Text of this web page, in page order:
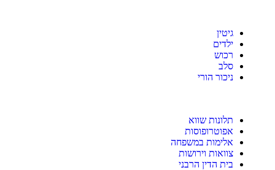
גיטין
ילדים
רכוש
סלב
ניכור הורי
תלונות שווא
אפוטרופוסות
אלימות במשפחה
צוואות וירושות
בית הדין הרבני